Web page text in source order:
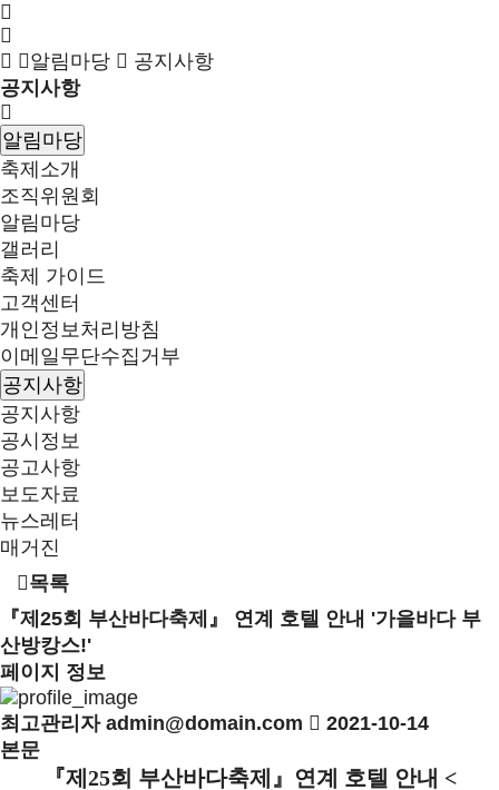
알림마당
공지사항
공지사항
알림마당
축제소개
조직위원회
알림마당
갤러리
축제 가이드
고객센터
개인정보처리방침
이메일무단수집거부
공지사항
공지사항
공시정보
공고사항
보도자료
뉴스레터
매거진
목록
『제25회 부산바다축제』 연계 호텔 안내 '가을바다 부
산방캉스!'
페이지 정보
최고관리자 admin@domain.com
2021-10-14
본문
『제 25회 부산바다축제 』 연계 호텔 안내 <